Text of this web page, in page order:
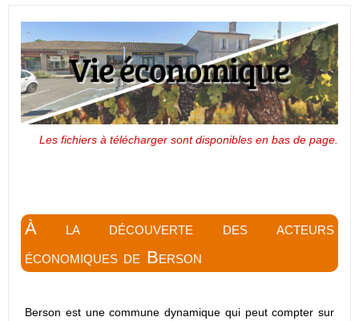
Les fichiers à télécharger sont disponibles en bas de page.
À la découverte des acteurs
économiques de Berson
Berson est une commune dynamique qui peut compter sur